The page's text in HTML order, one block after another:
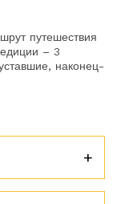
путешествия
– 3
наконец-